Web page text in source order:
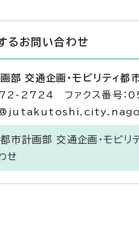
る お問い合わせ
部 交通企画・モビリティ
2724 ファクス番号
市計画部 交通企画・モビ
せ